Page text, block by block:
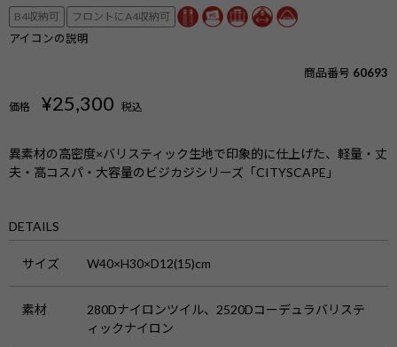
B4収納可
フロントにA4収納可
アイコンの説明
商品番号 60693
価格 ¥25,300 税込
異素材の高密度×バリスティック生地で印象的に仕上げた、軽量・丈
夫・高コスパ・大容量のビジカジシリーズ「CITYSCAPE」
DETAILS
サイズ W40×H30×D12(15)cm
素材
280Dナイロンツイル、2520Dコーデュラバリステ
ィックナイロン